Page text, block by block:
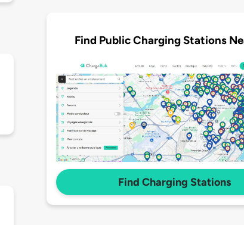
Find Public Charging Stations
Find Charging Stations